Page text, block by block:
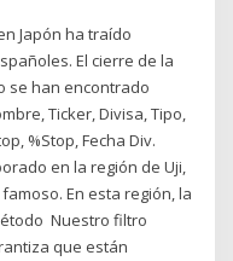
Japón ha traído
El cierre de la
se han encontrado
Ticker, Divisa, Tipo,
%Stop, Fecha Div.
en la región de Uji,
En esta región, la
Nuestro filtro
que están